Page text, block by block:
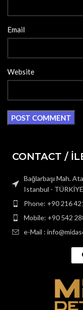
Email
Website
CONTACT /
Bağlarbaşı Mah.
Istanbul - TÜRKİYE
Phone: +90 216
Mobile: +90 542
e-Mail :